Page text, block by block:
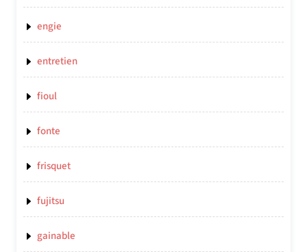
engie
entretien
fioul
fonte
frisquet
fujitsu
gainable